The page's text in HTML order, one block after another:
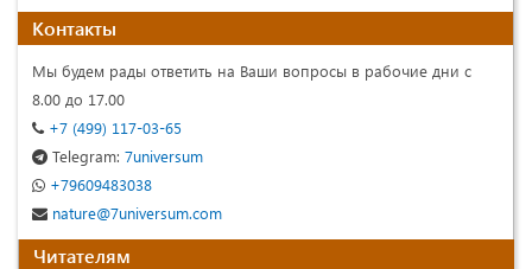
Контакты
Мы будем рады ответить на Ваши вопросы в рабочие дни с
8.00 до 17.00
+7 (499) 117-03-65
Telegram: 7universum
+79609483038
nature@7universum.com
Читателям